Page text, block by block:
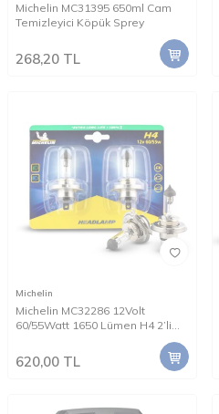
Michelin MC31395 650ml Cam
Temizleyici Köpük Sprey
268,20 TL
Michelin
Michelin MC32286 12Volt
60/55Watt 1650 Lümen H4 2’li
620,00 TL